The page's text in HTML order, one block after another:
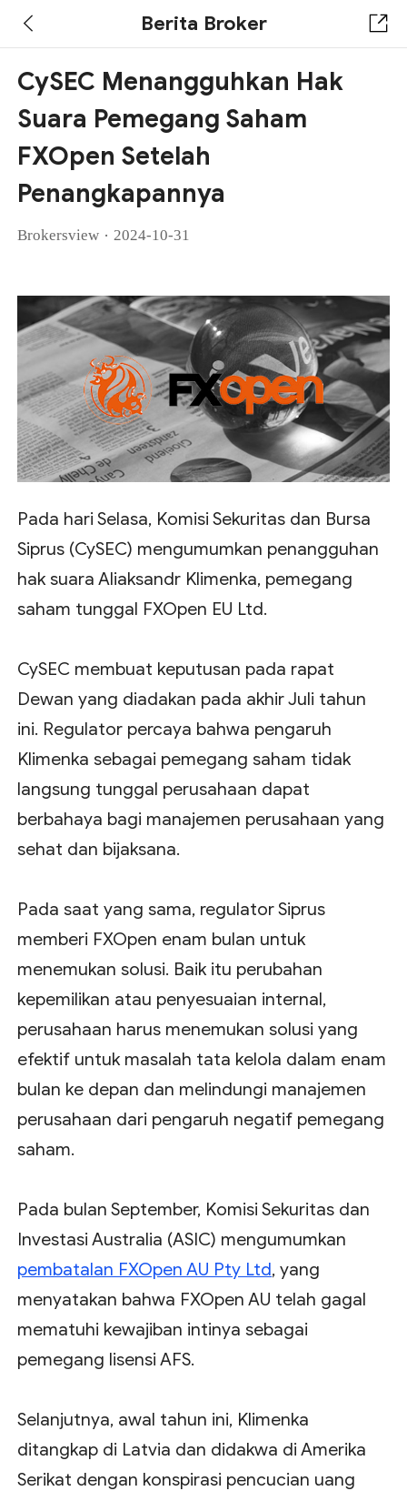
Berita Broker
CySEC Menangguhkan Hak
Suara Pemegang Saham
FXOpen Setelah
Penangkapannya
Brokersview · 2024-10-31
Pada hari Selasa, Komisi Sekuritas dan Bursa
Siprus (CySEC) mengumumkan penangguhan
hak suara Aliaksandr Klimenka, pemegang
saham tunggal FXOpen EU Ltd.
CySEC membuat keputusan pada rapat
Dewan yang diadakan pada akhir Juli tahun
ini. Regulator percaya bahwa pengaruh
Klimenka sebagai pemegang saham tidak
langsung tunggal perusahaan dapat
berbahaya bagi manajemen perusahaan yang
sehat dan bijaksana.
Pada saat yang sama, regulator Siprus
memberi FXOpen enam bulan untuk
menemukan solusi. Baik itu perubahan
kepemilikan atau penyesuaian internal,
perusahaan harus menemukan solusi yang
efektif untuk masalah tata kelola dalam enam
bulan ke depan dan melindungi manajemen
perusahaan dari pengaruh negatif pemegang
saham.
Pada bulan September, Komisi Sekuritas dan
Investasi Australia (ASIC) mengumumkan
pembatalan FXOpen AU Pty Ltd, yang
menyatakan bahwa FXOpen AU telah gagal
mematuhi kewajiban intinya sebagai
pemegang lisensi AFS.
Selanjutnya, awal tahun ini, Klimenka
ditangkap di Latvia dan didakwa di Amerika
Serikat dengan konspirasi pencucian uang